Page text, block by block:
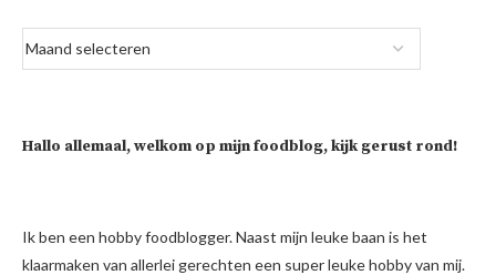
Hallo allemaal, welkom op mijn foodblog, kijk gerust rond!
Ik ben een hobby foodblogger. Naast mijn leuke baan is het
klaarmaken van allerlei gerechten een super leuke hobby van mij.